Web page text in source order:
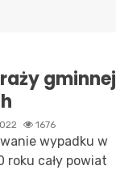
gminnej
1676
wypadku w
roku cały powiat